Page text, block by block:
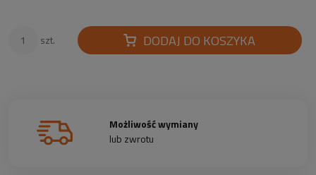
szt. DODAJ DO KOSZYKA
Możliwość wymiany
lub zwrotu